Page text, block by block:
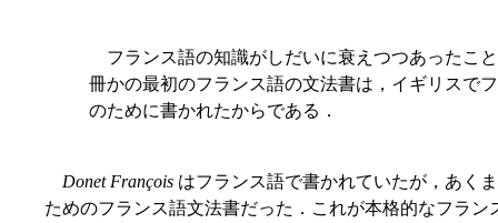
フランス語の知識がしだいに衰えつつあったこ
冊かの最初のフランス語の文法書は，イギリスで
のために書かれたからである．
Donet François はフランス語で書かれていたが，あく
ためのフランス語文法書だった．これが本格的なフラ